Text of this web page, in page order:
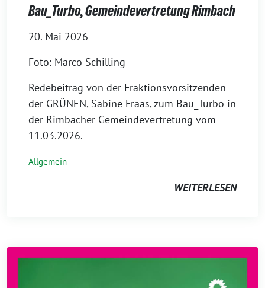
Bau_Turbo, Gemeindevertretung Rimbach
20. Mai 2026
Foto: Marco Schilling
Redebeitrag von der Fraktionsvorsitzenden
der GRÜNEN, Sabine Fraas, zum Bau_Turbo in
der Rimbacher Gemeindevertretung vom
11.03.2026.
Allgemein
WEITERLESEN